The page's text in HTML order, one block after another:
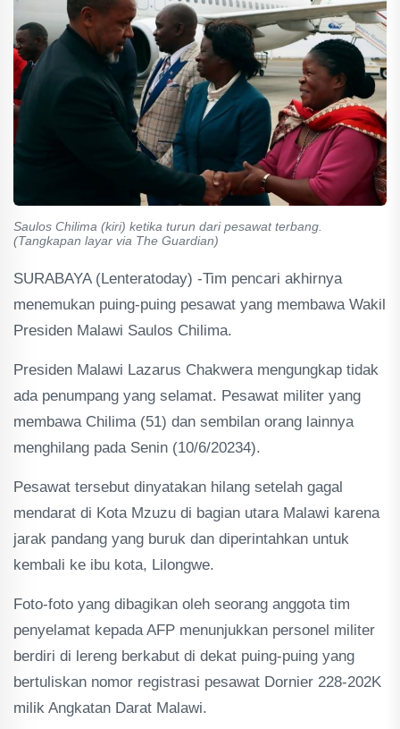
Saulos Chilima (kiri) ketika turun dari pesawat terbang.
(Tangkapan layar via The Guardian)
SURABAYA (Lenteratoday) -Tim pencari akhirnya
menemukan puing-puing pesawat yang membawa Wakil
Presiden Malawi Saulos Chilima.
Presiden Malawi Lazarus Chakwera mengungkap tidak
ada penumpang yang selamat. Pesawat militer yang
membawa Chilima (51) dan sembilan orang lainnya
menghilang pada Senin (10/6/20234).
Pesawat tersebut dinyatakan hilang setelah gagal
mendarat di Kota Mzuzu di bagian utara Malawi karena
jarak pandang yang buruk dan diperintahkan untuk
kembali ke ibu kota, Lilongwe.
Foto-foto yang dibagikan oleh seorang anggota tim
penyelamat kepada AFP menunjukkan personel militer
berdiri di lereng berkabut di dekat puing-puing yang
bertuliskan nomor registrasi pesawat Dornier 228-202K
milik Angkatan Darat Malawi.